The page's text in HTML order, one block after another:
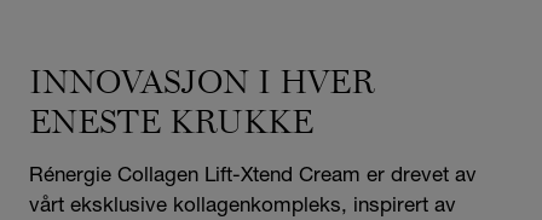
INNOVASJON I HVER
ENESTE KRUKKE
Rénergie Collagen Lift-Xtend Cream er drevet av
vårt eksklusive kollagenkompleks, inspirert av